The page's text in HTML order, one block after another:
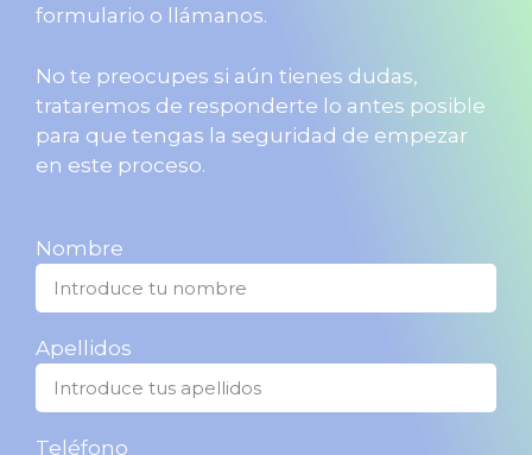
formulario o llámanos.
No te preocupes si aún tienes dudas,
trataremos de responderte lo antes posible
para que tengas la seguridad de empezar
en este proceso.
Nombre
Apellidos
Teléfono